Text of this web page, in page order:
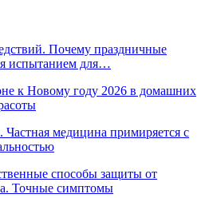
Почему праздничные
испытанием для…
к Новому году 2026 в домашних
Частная медицина примиряется с
способы защиты от
Точные симптомы